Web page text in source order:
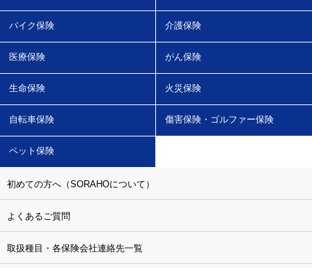
バイク保険 介護保険
医療保険 がん保険
生命保険 火災保険
自転車保険 傷害保険・ゴルファー保険
ペット保険
初めての方へ（SORAHOについて）
よくあるご質問
取扱種目・各保険会社連絡先一覧